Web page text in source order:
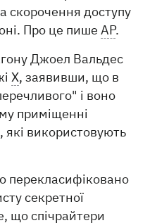
скорочення доступу
Про це пишеAP.
Джоел Вальдес
X, заявивши, що в
і воно
приміщенні
використовують
перекласифіковано
секретної
що спічрайтери